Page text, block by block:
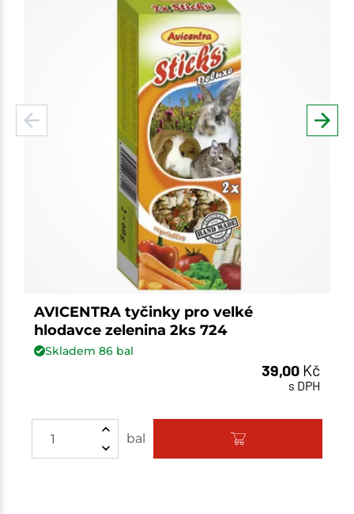
AVICENTRA tyčinky pro velké
hlodavce zelenina 2ks 724
Skladem 86bal
39,00 Kč
s DPH
bal